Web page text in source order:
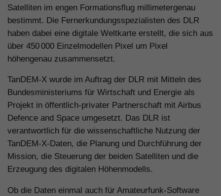
Satelliten im engen Formationsflug millimetergenau
bestimmt. Die Fernerkundungsspezialisten des DLR
haben dabei eine digitale Weltkarte erstellt, die sich aus
über 450 000 Einzelmodellen Pixel um Pixel
höhengenau zusammensetzt.
TanDEM-X wurde im Auftrag der DLR mit Mitteln des
Bundesministeriums für Wirtschaft und Energie als
Projekt in öffentlich-privater Partnerschaft mit Airbus
Defence and Space umgesetzt. Das DLR ist
verantwortlich für die wissenschaftliche Nutzung der
TanDEM-X-Daten, die Planung und Durchführung der
Mission, die Steuerung der beiden Satelliten und die
Erzeugung des digitalen Höhenmodells.
Ob die Daten einmal auch für Amateurfunk-Software